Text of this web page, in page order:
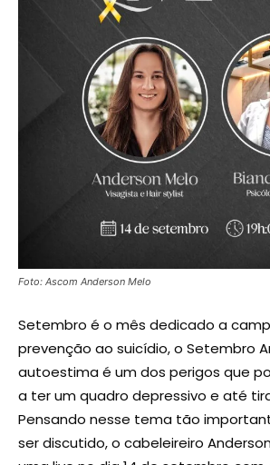
Foto: Ascom Anderson Melo
Setembro é o mês dedicado a
prevenção ao suicídio, o Setembro
autoestima é um dos perigos que
a ter um quadro depressivo e até
Pensando nesse tema tão
ser discutido, o cabeleireiro